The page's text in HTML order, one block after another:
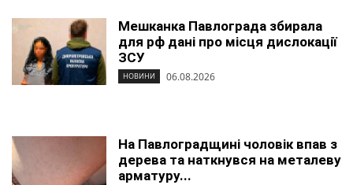
Мешканка Павлограда збирала
для рф дані про місця дислокації
ЗСУ
НОВИНИ 06.08.2026
На Павлоградщині чоловік впав з
дерева та наткнувся на металеву
арматуру...